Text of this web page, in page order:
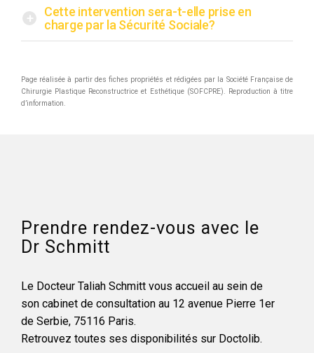
+
Cette intervention sera-t-elle prise en
charge par la Sécurité Sociale?
Page réalisée à partir des fiches propriétés et rédigées par la Société Française de
Chirurgie Plastique Reconstructrice et Esthétique (SOFCPRE). Reproduction à titre
d’information.
Prendre rendez-vous avec le
Dr Schmitt
Le Docteur Taliah Schmitt vous accueil au sein de
son cabinet de consultation au 12 avenue Pierre 1er
de Serbie, 75116 Paris.
Retrouvez toutes ses disponibilités sur Doctolib.